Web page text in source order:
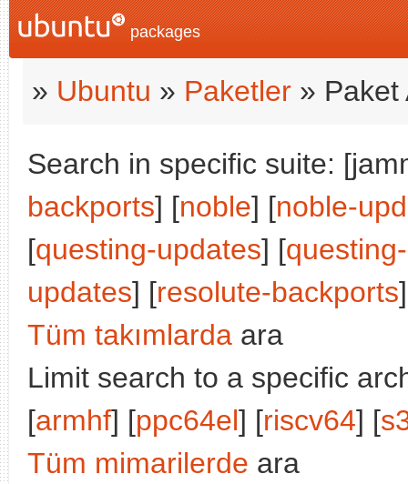
packages
» Ubuntu » Paketler » Paket
Search in specific suite:
backports] [noble] [noble-
[questing-updates] [
updates] [resolute-backports
Tüm takımlarda ara
Limit search to a specific
[armhf] [ppc64el] [riscv64] [
Tüm mimarilerde ara